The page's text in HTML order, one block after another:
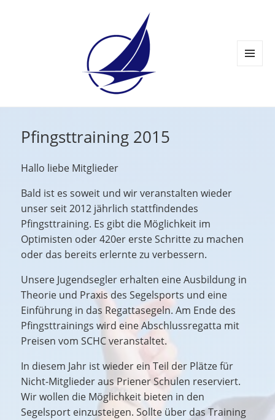
Pfingsttraining 2015
Hallo liebe Mitglieder
Bald ist es soweit und wir veranstalten wieder
unser seit 2012 jährlich stattfindendes
Pfingsttraining. Es gibt die Möglichkeit im
Optimisten oder 420er erste Schritte zu machen
oder das bereits erlernte zu verbessern.
Unsere Jugendsegler erhalten eine Ausbildung in
Theorie und Praxis des Segelsports und eine
Einführung in das Regattasegeln. Am Ende des
Pfingsttrainings wird eine Abschlussregatta mit
Preisen vom SCHC veranstaltet.
In diesem Jahr ist wieder ein Teil der Plätze für
Nicht-Mitglieder aus Priener Schulen reserviert.
Wir wollen die Möglichkeit bieten in den
Segelsport einzusteigen. Sollte über das Training